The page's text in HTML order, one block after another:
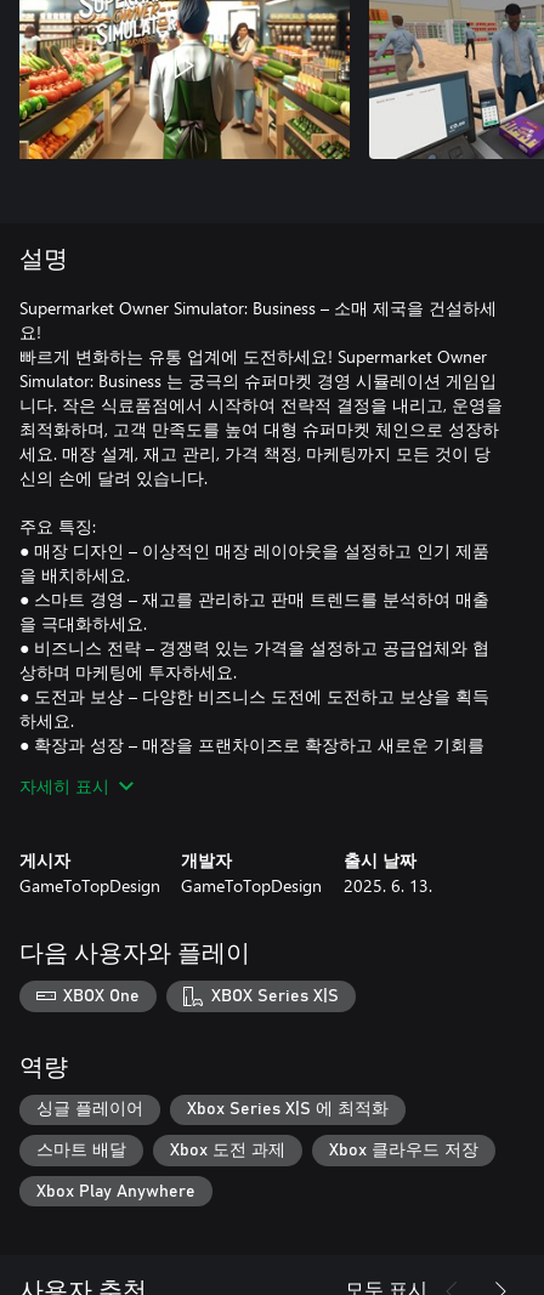
설명
Supermarket Owner Simulator: Business – 소매 제국을 건설하세
요!
빠르게 변화하는 유통 업계에 도전하세요! Supermarket Owner
Simulator: Business 는 궁극의 슈퍼마켓 경영 시뮬레이션 게임입
니다. 작은 식료품점에서 시작하여 전략적 결정을 내리고, 운영을
최적화하며, 고객 만족도를 높여 대형 슈퍼마켓 체인으로 성장하
세요. 매장 설계, 재고 관리, 가격 책정, 마케팅까지 모든 것이 당
신의 손에 달려 있습니다.
주요 특징:
● 매장 디자인 – 이상적인 매장 레이아웃을 설정하고 인기 제품
을 배치하세요.
● 스마트 경영 – 재고를 관리하고 판매 트렌드를 분석하여 매출
을 극대화하세요.
● 비즈니스 전략 – 경쟁력 있는 가격을 설정하고 공급업체와 협
상하며 마케팅에 투자하세요.
● 도전과 보상 – 다양한 비즈니스 도전에 도전하고 보상을 획득
하세요.
● 확장과 성장 – 매장을 프랜차이즈로 확장하고 새로운 기회를
고 유통 업계를 지배할 수 있을까요? 지금 성공을 향한 여정을 시
작하세요!
자세히 표시
게시자
GameToTopDesign
개발자
GameToTopDesign
출시 날짜
2025. 6. 13.
다음 사용자와 플레이
XBOX One XBOX Series X|S
역량
싱글 플레이어 Xbox Series X|S 에 최적화
스마트 배달 Xbox 도전 과제 Xbox 클라우드 저장
Xbox Play Anywhere
모두 표시